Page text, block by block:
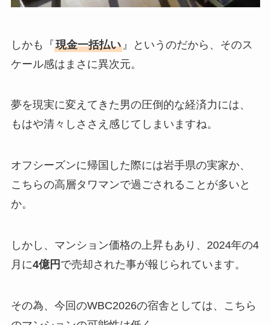
しかも『現金一括払い』というのだから、そのス
ケール感はまさに異次元。
夢を現実に変えてきた男の圧倒的な経済力には、
もはや清々しささえ感じてしまいますね。
オフシーズンに帰国した際には岩手県の実家か、
こちらの高層タワマンで過ごされることが多いと
か。
しかし、マンション価格の上昇もあり、2024年の4
月に4億円 で売却された事が報じられています。
その為、今回のWBC2026の宿舎としては、こちら